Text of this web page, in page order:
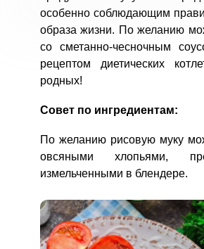
особенно соблюдающим
образа жизни. По желанию
со сметанно-чесночным
рецептом диетических
родных!
Совет по ингредиентам:
По желанию рисовую муку
овсяными хлопьями,
измельченными в блендере.